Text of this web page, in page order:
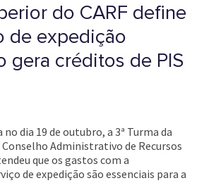
do CARF define
de expedição
gera créditos de PIS
dia 19 de outubro, a 3ª Turma da
Administrativo de Recursos
que os gastos com a
de expedição são essenciais para a